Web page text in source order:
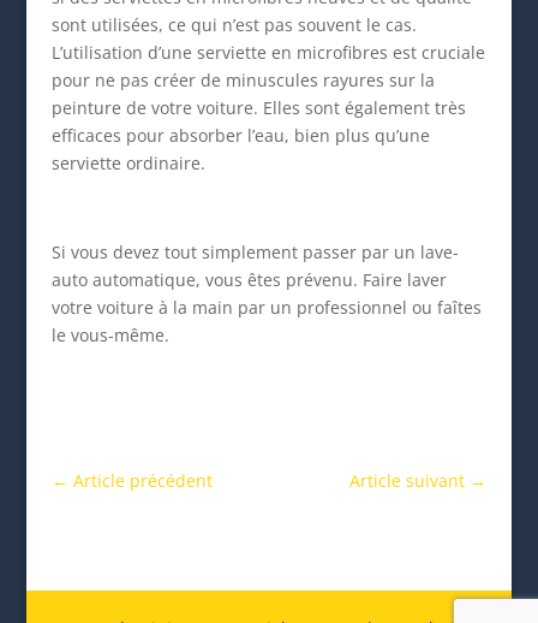
sont utilisées, ce qui n’est pas souvent le cas.
L’utilisation d’une serviette en microfibres est cruciale
pour ne pas créer de minuscules rayures sur la
peinture de votre voiture. Elles sont également très
efficaces pour absorber l’eau, bien plus qu’une
serviette ordinaire.
Si vous devez tout simplement passer par un lave-
auto automatique, vous êtes prévenu. Faire laver
votre voiture à la main par un professionnel ou faîtes
le vous-même.
← Article précédent Article suivant →